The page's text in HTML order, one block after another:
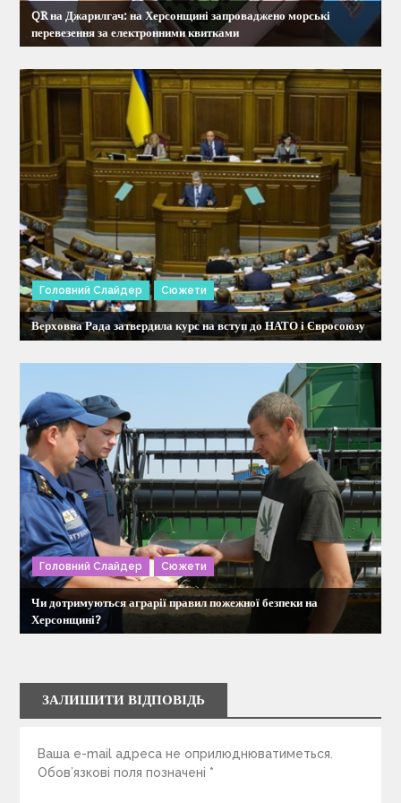
п
и
с
і
в
QR на Джарилгач: на Херсонщині запроваджено морські
перевезення за електронними квитками
Головний Слайдер Сюжети
Верховна Рада затвердила курс на вступ до НАТО і Євросоюзу
Головний Слайдер Сюжети
Чи дотримуються аграрії правил пожежної безпеки на
Херсонщині?
ЗАЛИШИТИ ВІДПОВІДЬ
Ваша e-mail адреса не оприлюднюватиметься.
Обов’язкові поля позначені *